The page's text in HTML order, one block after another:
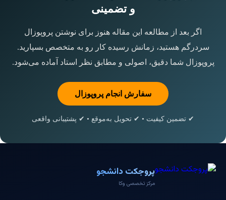
و تضمینی
اگر بعد از مطالعه این مقاله هنوز برای نوشتن پروپوزال
سردرگم هستید، زمانش رسیده کار رو به متخصص بسپارید.
پروپوزال شما دقیق، اصولی و مطابق نظر استاد آماده می‌شود.
سفارش انجام پروپوزال
✔ تضمین کیفیت • ✔ تحویل به‌موقع • ✔ پشتیبانی واقعی
پروجکت دانشجو
مرکز تخصصی وکا